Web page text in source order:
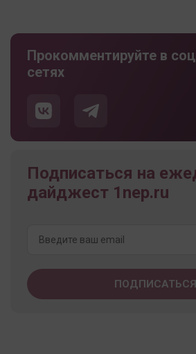
Прокомментируйте в
сетях
Подписаться на
дайджест 1nep.ru